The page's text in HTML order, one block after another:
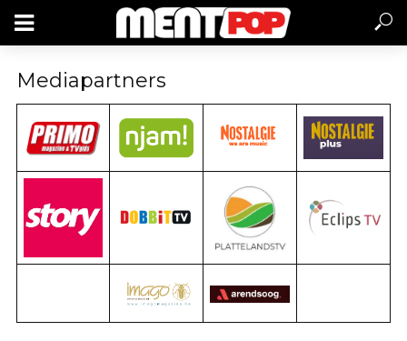
Mediapartners